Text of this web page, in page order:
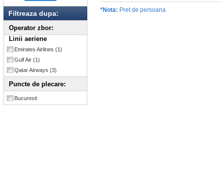
Filtreaza dupa:
Operator zbor:
Linii aeriene
Emirates Airlines (1)
Gulf Air (1)
Qatar Airways (3)
Puncte de plecare:
Bucuresti
*Nota: Pret de persoana